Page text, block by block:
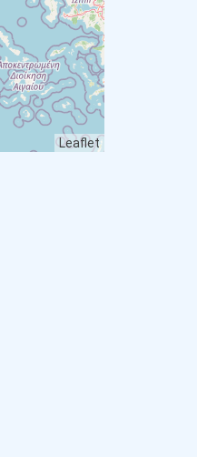
Leaflet